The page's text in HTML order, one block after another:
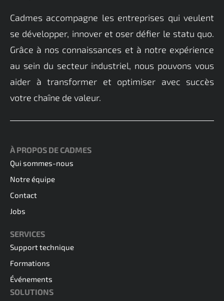
Cadmes accompagne les entreprises qui veulent
se développer, innover et oser défier le statu quo.
Grâce à nos connaissances et à notre expérience
au sein du secteur industriel, nous pouvons vous
aider à transformer et optimiser avec succès
votre chaîne de valeur.
À PROPOS DE CADMES
Qui sommes-nous
Notre équipe
Contact
Jobs
SERVICES
Support technique
Formations
Événements
SOLUTIONS